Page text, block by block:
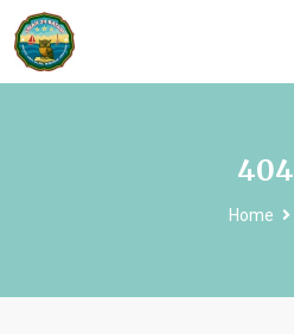
404
Home